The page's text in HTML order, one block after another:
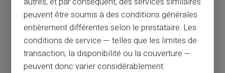
Paiement sécurisé en ligne : guide complet
pour les consommateurs
Article précédent
peuvent être soumis à des conditions générales
entièrement différentes selon le prestataire. Les
conditions de service — telles que les limites de
transaction, la disponibilité ou la couverture —
peuvent donc varier considérablement.